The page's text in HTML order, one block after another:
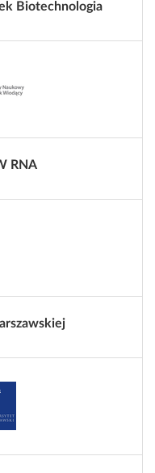
Biotechnologia
RNA